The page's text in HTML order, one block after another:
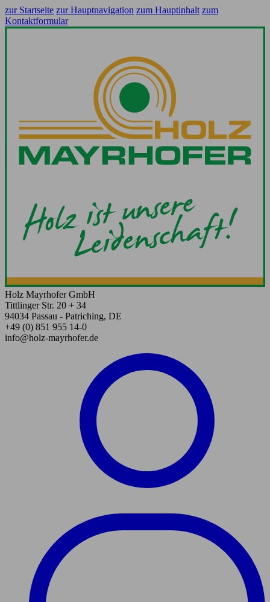
zur Startseite zur Hauptnavigation zum Hauptinhalt zum
Kontaktformular
Holz Mayrhofer GmbH
Tittlinger Str. 20 + 34
94034 Passau - Patriching, DE
+49 (0) 851 955 14-0
info@holz-mayrhofer.de